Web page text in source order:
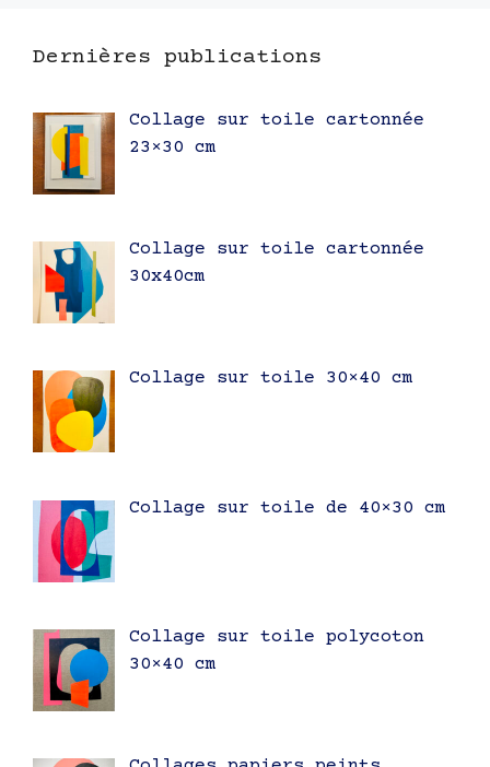
Dernières publications
Collage sur toile cartonnée
23×30 cm
Collage sur toile cartonnée
30x40cm
Collage sur toile 30×40 cm
Collage sur toile de 40×30 cm
Collage sur toile polycoton
30×40 cm